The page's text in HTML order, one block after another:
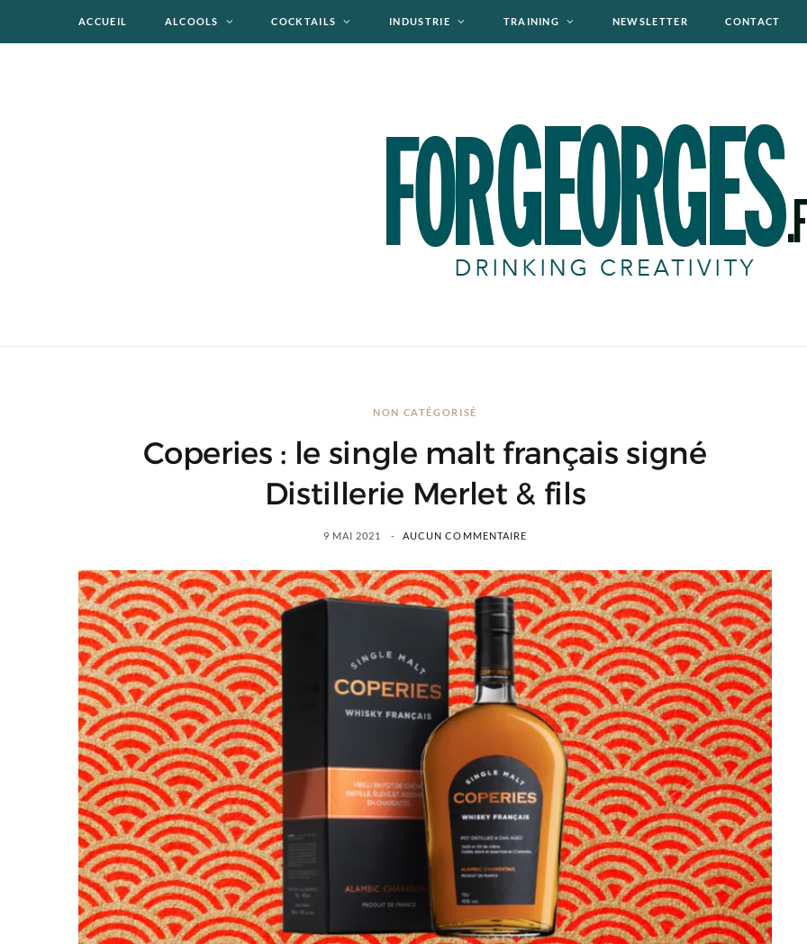
ACCUEIL ALCOOLS COCKTAILS INDUSTRIE TRAINING NEWSLETTER CONTACT
NON CATÉGORISÉ
Coperies : le single malt français signé
Distillerie Merlet & fils
9 MAI 2021 AUCUN COMMENTAIRE